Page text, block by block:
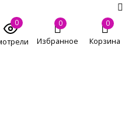
0
0
Избранное
0
Корзина